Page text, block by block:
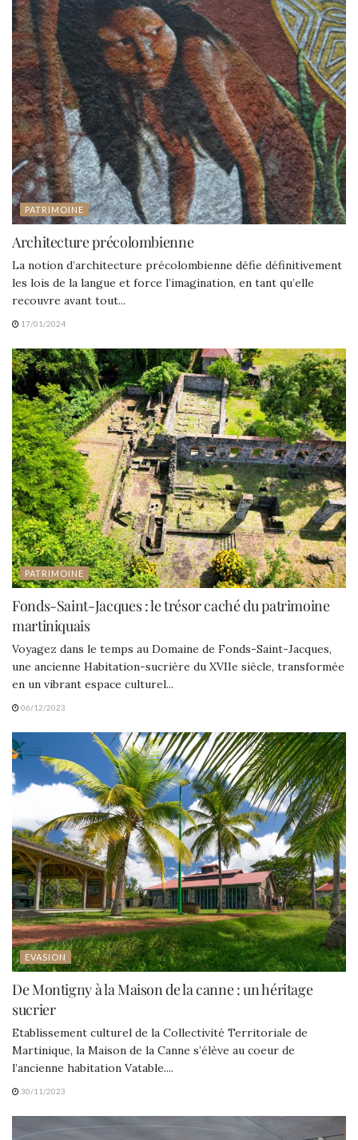
PATRIMOINE
Architecture précolombienne
La notion d’architecture précolombienne défie définitivement
les lois de la langue et force l’imagination, en tant qu’elle
recouvre avant tout...
17/01/2024
PATRIMOINE
Fonds-Saint-Jacques : le trésor caché du patrimoine
martiniquais
Voyagez dans le temps au Domaine de Fonds-Saint-Jacques,
une ancienne Habitation-sucrière du XVIIe siècle, transformée
en un vibrant espace culturel...
06/12/2023
EVASION
De Montigny à la Maison de la canne : un héritage
sucrier
Etablissement culturel de la Collectivité Territoriale de
Martinique, la Maison de la Canne s’élève au coeur de
l’ancienne habitation Vatable....
30/11/2023